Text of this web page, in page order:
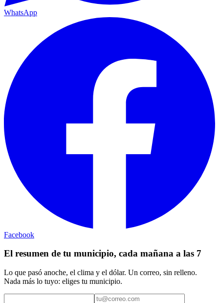
WhatsApp
Facebook
El resumen de tu municipio, cada mañana a las 7
Lo que pasó anoche, el clima y el dólar. Un correo, sin relleno.
Nada más lo tuyo: eliges tu municipio.